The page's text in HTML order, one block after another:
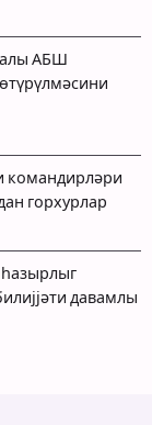
АБШ
командирләри
горхурлар
давамлы